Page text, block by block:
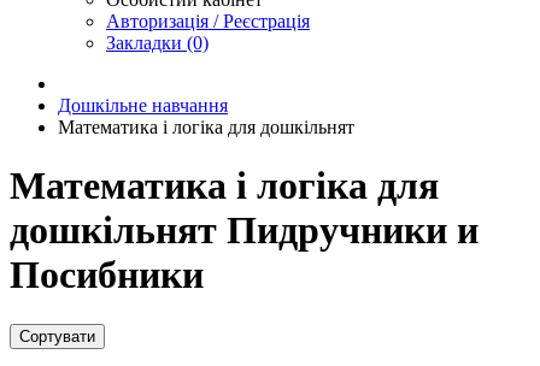
Авторизація / Реєстрація
Закладки (0)
Дошкільне навчання
Математика і логіка для дошкільнят
Математика і логіка для
дошкільнят Пидручники и
Посибники
Сортувати